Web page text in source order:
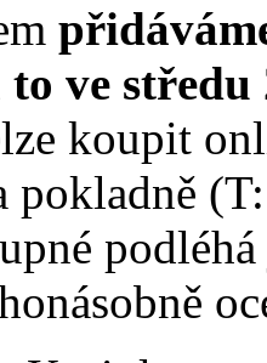
ve
koupit
pokladně